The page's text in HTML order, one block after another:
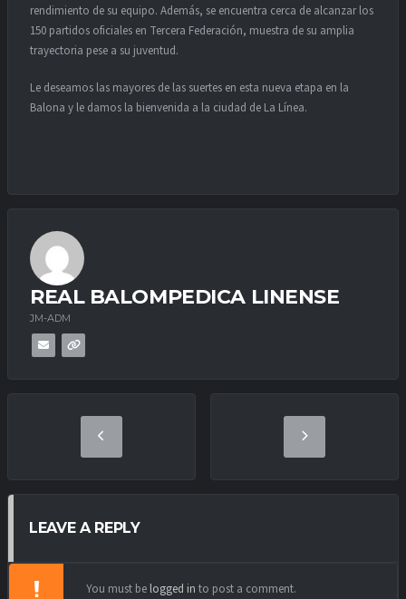
rendimiento de su equipo. Además, se encuentra cerca de alcanzar los
150 partidos oficiales en Tercera Federación, muestra de su amplia
trayectoria pese a su juventud.
Le deseamos las mayores de las suertes en esta nueva etapa en la
Balona y le damos la bienvenida a la ciudad de La Línea.
REAL BALOMPEDICA LINENSE
JM-ADM
LEAVE A REPLY
You must be logged in to post a comment.